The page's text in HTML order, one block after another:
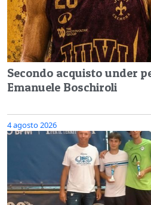
Secondo acquisto under
Emanuele Boschiroli
4 agosto 2026